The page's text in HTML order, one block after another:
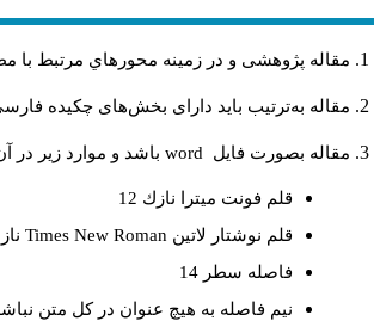
مقاله پژوهشی و در زمینه محورهاي مرتبط
مقاله به‌ترتیب باید دارای بخش‌های چکیده
مقاله بصورت فايل word باشد و موارد زير در
قلم فونت ميترا نازك 12
قلم نوشتار لاتين Times New Roman
فاصله سطر 14
نيم فاصله به هيچ عنوان در كل متن